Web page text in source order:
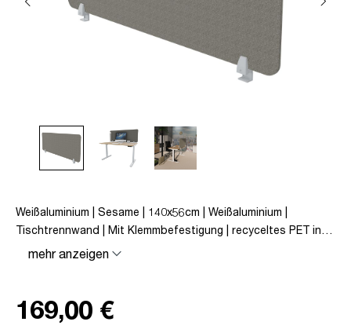
Weißaluminium | Sesame | 140x56cm | Weißaluminium |
Tischtrennwand | Mit Klemmbefestigung | recyceltes PET in
Filzoptik | Grau | unmontiert | Viteco
mehr anzeigen
169,00 €